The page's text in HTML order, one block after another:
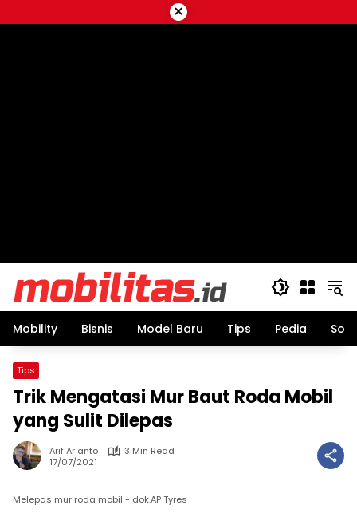
to
×
Mobility Bisnis Model Baru Tips Pedia
Tips
Trik Mengatasi Mur Baut Roda Mobil
yang Sulit Dilepas
Arif Arianto
3 Min Read
17/07/2021
Melepas mur roda mobil - dok.AP Tyres